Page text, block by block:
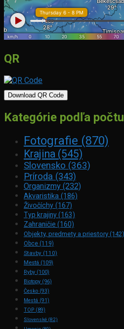
QR
Download QR Code
Kategórie podľa
Fotografie (870)
Krajina (545)
Slovensko (363)
Príroda (343)
Organizmy (232)
Akvaristika (186)
Živočíchy (167)
Typ krajiny(163)
Zahraničie (160)
Objekty, predmety a priestory (142)
Obce (119)
Stavby (110)
Mestá (109)
Ryby (100)
Biotopy (96)
Česko (93)
Mestá (91)
TOP (89)
Slovenské (82)